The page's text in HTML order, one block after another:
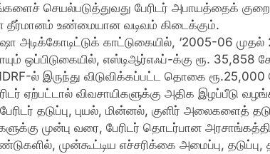
செயல்படுத்துவது பேரிடர் அபாயத்தைக்
தீர்மானம் உண்மையான வடிவம் கிடைக்கும்.
ஷா அடிக்கோடிட்டுக் காட்டுகையில், ‘2005-06
ஒப்பிடுகையில், எஸ்டிஆர்எஃப்-க்கு ரூ. 35,858
ல் இருந்து விடுவிக்கப்பட்ட தொகை
ஏற்பட்டால் விவசாயிகளுக்கு அதிக இழப்பீடு
தடுப்பு, புயல், மின்னல், குளிர்
முன்பு வரை, பேரிடர் தொடர்பான
முன்கூட்டிய எச்சரிக்கை அமைப்பு,